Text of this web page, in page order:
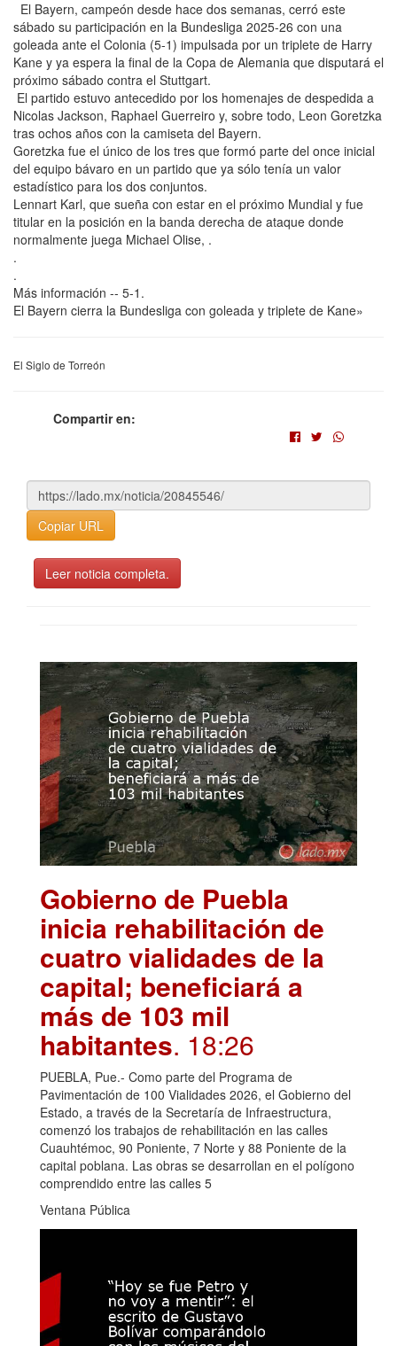
El Bayern, campeón desde hace dos semanas, cerró este
sábado su participación en la Bundesliga 2025-26 con una
goleada ante el Colonia (5-1) impulsada por un triplete de Harry
Kane y ya espera la final de la Copa de Alemania que disputará el
próximo sábado contra el Stuttgart.
El partido estuvo antecedido por los homenajes de despedida a
Nicolas Jackson, Raphael Guerreiro y, sobre todo, Leon Goretzka
tras ochos años con la camiseta del Bayern.
Goretzka fue el único de los tres que formó parte del once inicial
del equipo bávaro en un partido que ya sólo tenía un valor
estadístico para los dos conjuntos.
Lennart Karl, que sueña con estar en el próximo Mundial y fue
titular en la posición en la banda derecha de ataque donde
normalmente juega Michael Olise, .
.
.
Más información -- 5-1.
El Bayern cierra la Bundesliga con goleada y triplete de Kane»
El Siglo de Torreón
Compartir en:
Copiar URL
Leer noticia completa.
Gobierno de Puebla
inicia rehabilitación de
cuatro vialidades de la
capital; beneficiará a
más de 103 mil
habitantes. 18:26
PUEBLA, Pue.- Como parte del Programa de
Pavimentación de 100 Vialidades 2026, el Gobierno del
Estado, a través de la Secretaría de Infraestructura,
comenzó los trabajos de rehabilitación en las calles
Cuauhtémoc, 90 Poniente, 7 Norte y 88 Poniente de la
capital poblana. Las obras se desarrollan en el polígono
comprendido entre las calles 5
Ventana Pública